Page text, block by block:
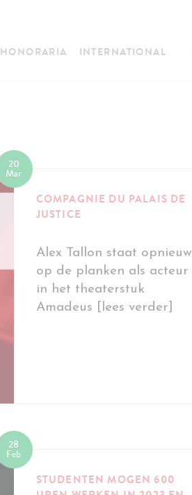
HONORARIA INTERNATIONAL
20
Mar
COMPAGNIE DU PALAIS DE
JUSTICE
Alex Tallon staat opnieuw
op de planken als acteur
in het theaterstuk
Amadeus [lees verder]
28
Feb
STUDENTEN MOGEN 600